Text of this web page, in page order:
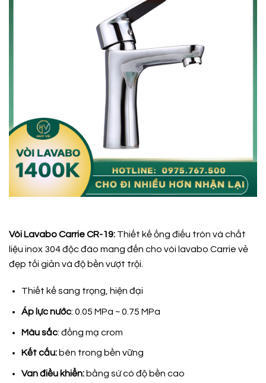
Vòi Lavabo Carrie CR-19: Thiết kế ống điếu tròn và chất
liệu inox 304 độc đáo mang đến cho vòi lavabo Carrie vẻ
đẹp tối giản và độ bền vượt trội.
Thiết kế sang trọng, hiện đại
Áp lực nước: 0.05 MPa ~ 0.75 MPa
Màu sắc: đồng mạ crom
Kết cấu:bên trong bền vững
Van điều khiển:bằng sứ có độ bền cao